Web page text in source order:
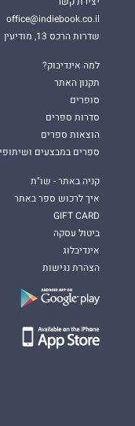
office@indiebook.co.il
שדרות הרכס 13, מודיעין
למה אינדיבוק?
תקנון האתר
סופרים
סדרות ספרים
הוצאות ספרים
ספרים במבצעים
קניה באתר - שו"ת
איך לרכוש ספר באתר
GIFT CARD
ביטול עסקה
אינדיבלוג
הצהרת נגישות